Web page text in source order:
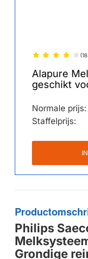
Alapure
geschikt
Normale prijs:
Staffelprijs:
Philips
Grondige